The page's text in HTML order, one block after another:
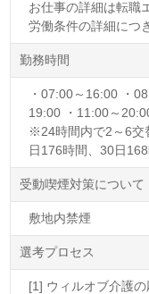
お仕事の詳細は転職
労働条件の詳細につ
勤務時間
・07:00～16:00 ・
19:00 ・11:00～
※24時間内で2～6交
日176時間、30日
受動喫煙対策について
敷地内禁煙
選考プロセス
[1] ウィルオブ介護